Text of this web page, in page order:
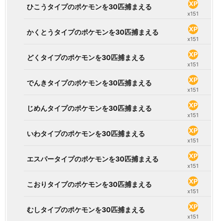
ひこうタイプのポケモンを30匹捕まえる
x151
かくとうタイプのポケモンを30匹捕まえる
x151
どくタイプのポケモンを30匹捕まえる
x151
でんきタイプのポケモンを30匹捕まえる
x151
じめんタイプのポケモンを30匹捕まえる
x151
いわタイプのポケモンを30匹捕まえる
x151
エスパータイプのポケモンを30匹捕まえる
x151
こおりタイプのポケモンを30匹捕まえる
x151
むしタイプのポケモンを30匹捕まえる
x151